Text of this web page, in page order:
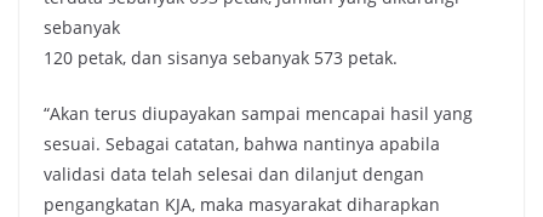
sebanyak
120 petak, dan sisanya sebanyak 573 petak.
“Akan terus diupayakan sampai mencapai hasil yang
sesuai. Sebagai catatan, bahwa nantinya apabila
validasi data telah selesai dan dilanjut dengan
pengangkatan KJA, maka masyarakat diharapkan